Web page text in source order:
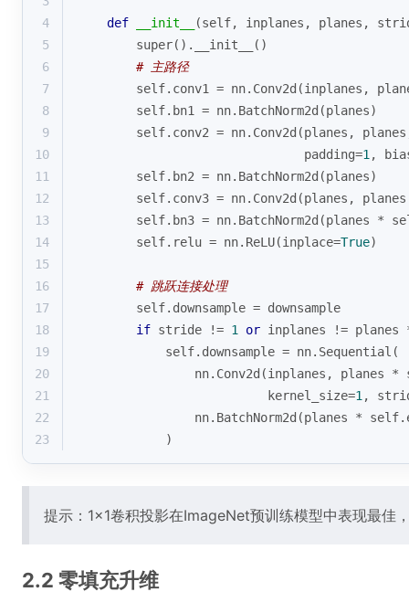
4
def __init__ (self, inplanes, planes,
5
super().__init__()
6
# 主路径
7
self.conv1 = nn.Conv2d(inplanes,
8
        self.bn1 = nn.BatchNorm2d(planes)
9
self.conv2 = nn.Conv2d(planes,
10
                               padding=
1 ,
11
        self.bn2 = nn.BatchNorm2d(planes)
12
self.conv3 = nn.Conv2d(planes,
13
self.bn3 = nn.BatchNorm2d(planes *
14
        self.relu = nn.ReLU(inplace=
True)
15
16
# 跳跃连接处理
17
        self.downsample = downsample
18
if stride != 1 or inplanes != planes
19
            self.downsample = nn.Sequential(
20
nn.Conv2d(inplanes, planes *
21
                          kernel_size=
1 ,
22
nn.BatchNorm2d(planes *
23
            )
提示：1×1卷积投影在ImageNet预训练模型中表现最佳
2.2 零填充升维